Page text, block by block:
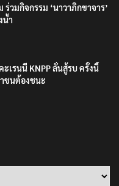
วมกิจกรรม ‘นาวาภิกขาจาร’
น้ำ
เรนนี KNPP ลั่นสู้รบ ครั้งนี้
ชนต้องชนะ